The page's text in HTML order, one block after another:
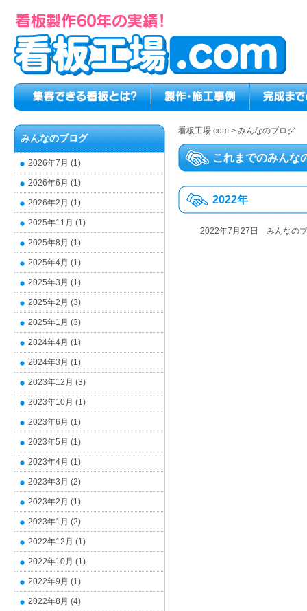
看板工場.com > みんなのブログ
これまでのみんな
2022年
2022年7月27日 みんなの
みんなのブログ
2026年7月 (1)
2026年6月 (1)
2026年2月 (1)
2025年11月 (1)
2025年8月 (1)
2025年4月 (1)
2025年3月 (1)
2025年2月 (3)
2025年1月 (3)
2024年4月 (1)
2024年3月 (1)
2023年12月 (3)
2023年10月 (1)
2023年6月 (1)
2023年5月 (1)
2023年4月 (1)
2023年3月 (2)
2023年2月 (1)
2023年1月 (2)
2022年12月 (1)
2022年10月 (1)
2022年9月 (1)
2022年8月 (4)